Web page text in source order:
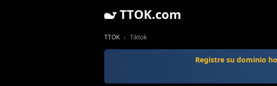
TTOK.com
TTOK Tiktok
Registre su dominio